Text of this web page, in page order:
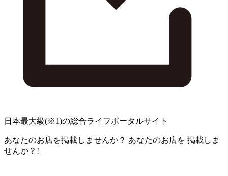
日本最大級(※1)の総合ライフポータルサイト
あなたのお店を掲載しませんか？ あなたのお店を 掲載しま
せんか？!